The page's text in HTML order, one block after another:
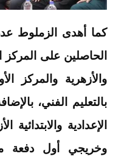
كما أهدى الزملوط
الحاصلين على المركز
والأزهرية والمركز
بالتعليم الفني،
الإعدادية